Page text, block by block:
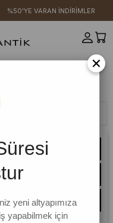
VARAN İNDİRİMLER
×
yeni altyapımıza
yapabilmek için